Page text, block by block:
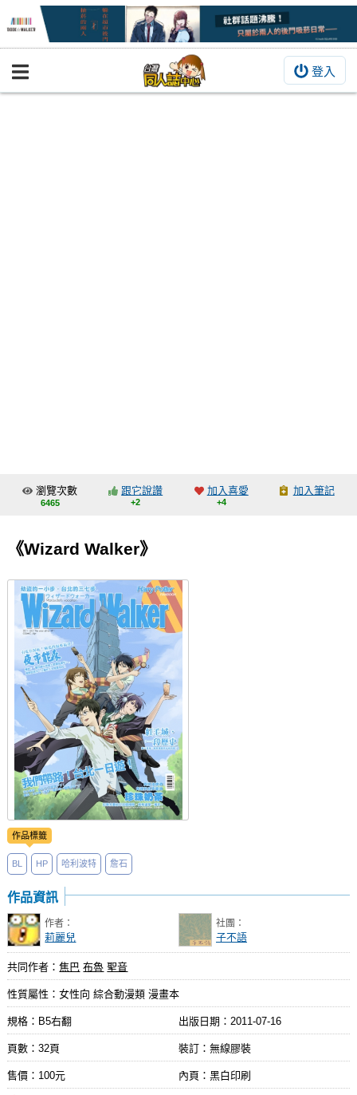
登入
BOOKY書集倉庫
交流中心
會員功能選單
會員中心
註冊會員
登入
瀏覽次數
6465
跟它說讚
+2
加入喜愛
+4
加入筆記
《Wizard Walker》
作品標籤
BL HP 哈利波特 詹石
作品資訊
作者：
莉麗兒
社團：
子不語
共同作者：焦巴 布魯 聖音
性質屬性：女性向 綜合動漫類 漫畫本
規格：B5右翻 出版日期： 2011-07-16
頁數：32頁 裝訂：無線膠裝
售價：100元 內頁：黑白印刷